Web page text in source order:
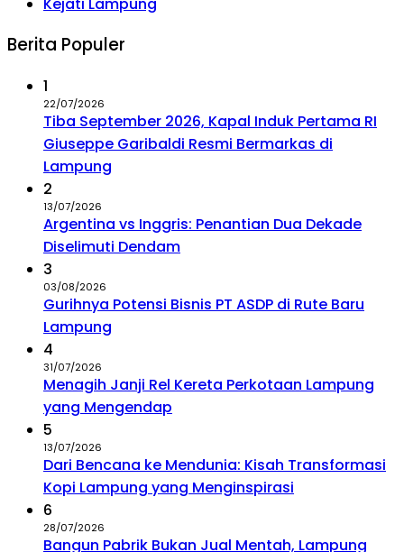
Berita Populer
1
22/07/2026
Tiba September 2026, Kapal Induk Pertama RI
Giuseppe Garibaldi Resmi Bermarkas di
Lampung
2
13/07/2026
Argentina vs Inggris: Penantian Dua Dekade
Diselimuti Dendam
3
03/08/2026
Gurihnya Potensi Bisnis PT ASDP di Rute Baru
Lampung
4
31/07/2026
Menagih Janji Rel Kereta Perkotaan Lampung
yang Mengendap
5
13/07/2026
Dari Bencana ke Mendunia: Kisah Transformasi
Kopi Lampung yang Menginspirasi
6
28/07/2026
Bangun Pabrik Bukan Jual Mentah, Lampung